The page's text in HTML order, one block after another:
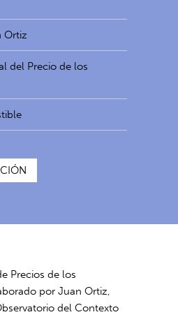
Ortiz
del Precio de los
Precios de los
por Juan Ortiz,
del Contexto